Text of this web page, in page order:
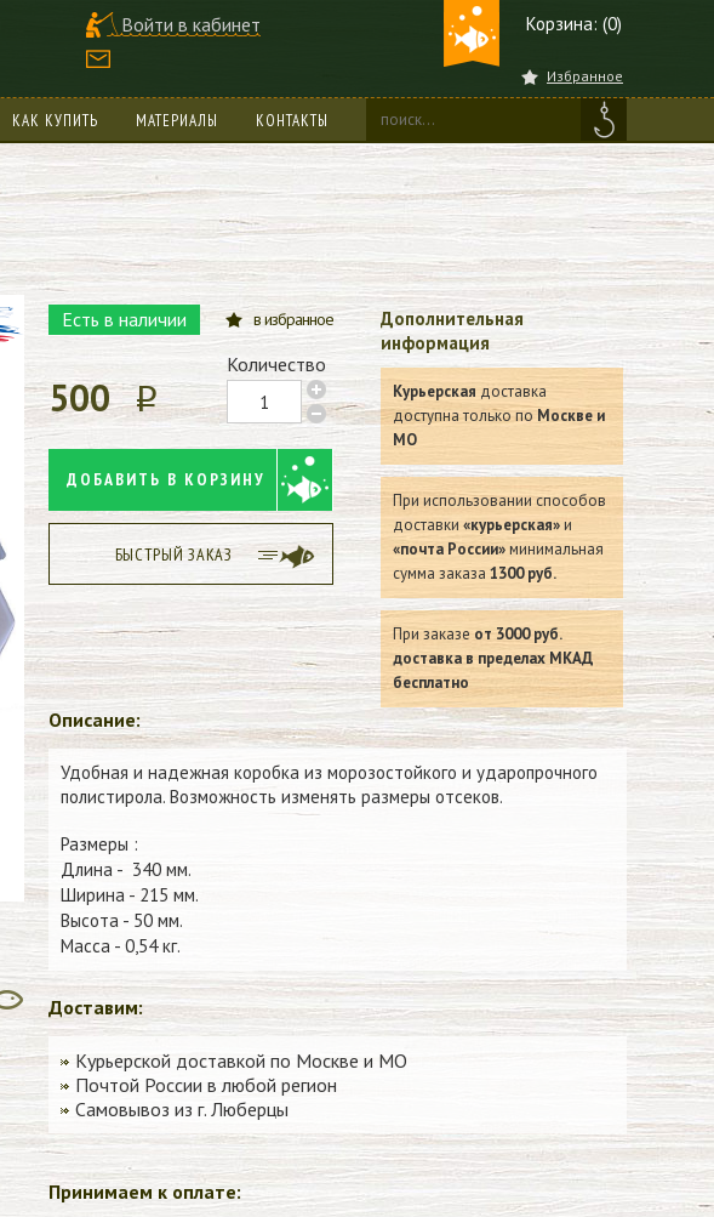
Войти в кабинет Корзина: (0)
Избранное
КАК КУПИТЬ МАТЕРИАЛЫ КОНТАКТЫ
Есть в наличии в избранное
500p
Количество
ДОБАВИТЬ В КОРЗИНУ
БЫСТРЫЙ ЗАКАЗ
Дополнительная
информация
Курьерская доставка
доступна только по Москве и
МО
При использовании способов
доставки «курьерская»и
«почта России»минимальная
сумма заказа 1300 руб.
При заказе от 3000 руб.
доставка в пределах МКАД
бесплатно
Описание:
Удобная и надежная коробка из морозостойкого и ударопрочного
полистирола. Возможность изменять размеры отсеков.
Размеры :
Длина - 340 мм.
Ширина - 215 мм.
Высота - 50 мм.
Масса - 0,54 кг.
Доставим:
Курьерской доставкой по Москве и МО
Почтой России в любой регион
Самовывоз из г. Люберцы
Принимаем к оплате: